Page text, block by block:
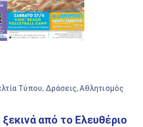
Τύπου‚ Δράσεις‚Αθλητισμός
ξεκινά από το Ελευθέριο